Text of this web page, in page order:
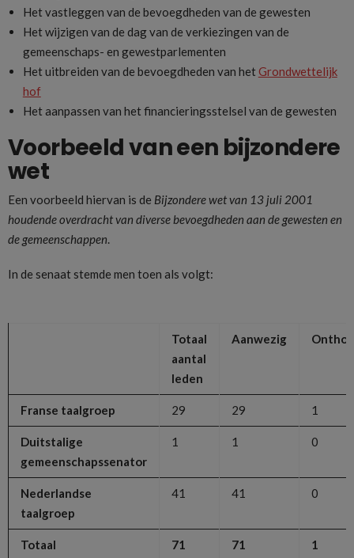
Het vastleggen van de bevoegdheden van de gewesten
Het wijzigen van de dag van de verkiezingen van de
gemeenschaps- en gewestparlementen
Het uitbreiden van de bevoegdheden van hetGrondwettelijk
hof
Het aanpassen van het financieringsstelsel van de gewesten
Voorbeeld van een bijzondere
wet
Een voorbeeld hiervan is de Bijzondere wet van 13 juli 2001
houdende overdracht van diverse bevoegdheden aan de gewesten en
de gemeenschappen.
In de senaat stemde men toen als volgt:
Totaal
aantal
leden
Aanwezig
Franse taalgroep 29 29 1
Duitstalige
gemeenschapssenator
1 1 0
Nederlandse
taalgroep
41 41 0
Totaal 71 71 1